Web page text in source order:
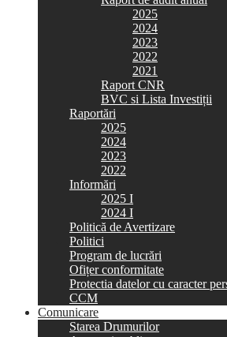
2025
2024
2023
2022
2021
Raport CNR
BVC si Lista Investiții
Raportări
2025
2024
2023
2022
Informări
2025 I
2024 I
Politică de Avertizare
Politici
Program de lucrări
Ofițer conformitate
Protectia datelor cu caracter
CCM
Comunicare
Starea Drumurilor